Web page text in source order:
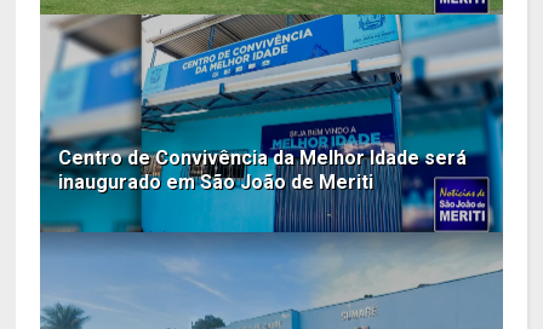
Centro de Convivência da Melhor Idade será
inaugurado em São João de Meriti